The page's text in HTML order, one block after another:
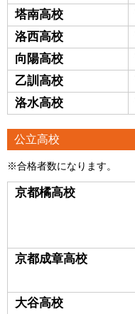
塔南高校
洛西高校
向陽高校
乙訓高校
洛水高校
公立高校
※合格者数になります。
京都橘高校
京都成章高校
大谷高校